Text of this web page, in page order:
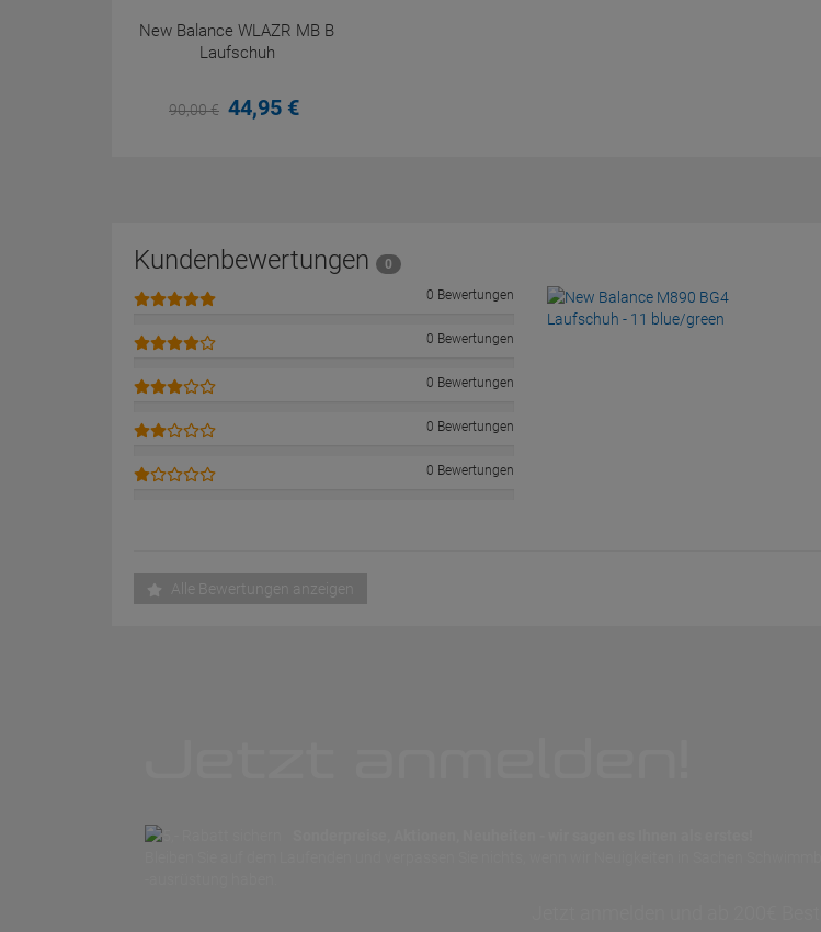
New Balance WLAZR MB B
Laufschuh
90,00€ 44,95 €
Kundenbewertungen
0
0 Bewertungen
0 Bewertungen
0 Bewertungen
0 Bewertungen
0 Bewertungen
Alle Bewertungen anzeigen